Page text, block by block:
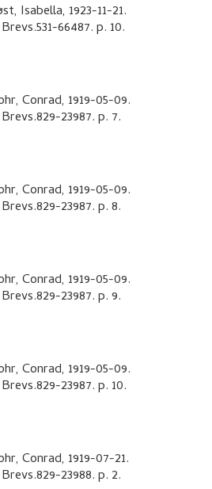
Isabella, 1923-11-21.
66487.p. 10.
Conrad, 1919-05-09.
23987.p. 7.
Conrad, 1919-05-09.
23987.p. 8.
Conrad, 1919-05-09.
23987.p. 9.
Conrad, 1919-05-09.
23987.p. 10.
Conrad, 1919-07-21.
23988.p. 2.